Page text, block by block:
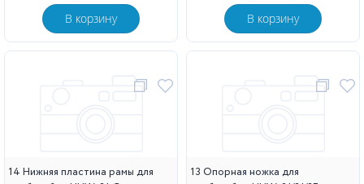
В корзину В корзину
14 Нижняя пластина рамы для
13 Опорная ножка для